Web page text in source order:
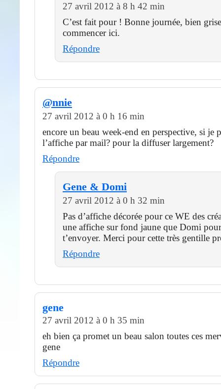
27 avril 2012 à 8 h 42 min
C’est fait pour ! Bonne journée, bien
commencer ici.
Répondre
@nnie
27 avril 2012 à 0 h 16 min
encore un beau week-end en perspective, si je
l’affiche par mail? pour la diffuser largement?
Répondre
Gene & Domi
27 avril 2012 à 0 h 32 min
Pas d’affiche décorée pour ce WE des
une affiche sur fond jaune que Domi
t’envoyer. Merci pour cette très gentille
Répondre
gene
27 avril 2012 à 0 h 35 min
eh bien ça promet un beau salon toutes ces
gene
Répondre